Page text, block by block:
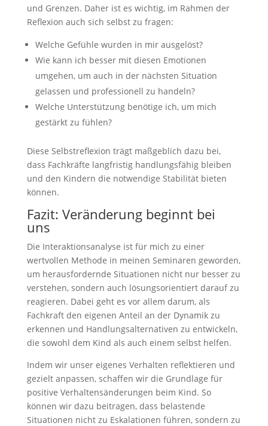
und Grenzen. Daher ist es wichtig, im Rahmen der
Reflexion auch sich selbst zu fragen:
Welche Gefühle wurden in mir ausgelöst?
Wie kann ich besser mit diesen Emotionen
umgehen, um auch in der nächsten Situation
gelassen und professionell zu handeln?
Welche Unterstützung benötige ich, um mich
gestärkt zu fühlen?
Diese Selbstreflexion trägt maßgeblich dazu bei,
dass Fachkräfte langfristig handlungsfähig bleiben
und den Kindern die notwendige Stabilität bieten
können.
Fazit: Veränderung beginnt bei
uns
Die Interaktionsanalyse ist für mich zu einer
wertvollen Methode in meinen Seminaren geworden,
um herausfordernde Situationen nicht nur besser zu
verstehen, sondern auch lösungsorientiert darauf zu
reagieren. Dabei geht es vor allem darum, als
Fachkraft den eigenen Anteil an der Dynamik zu
erkennen und Handlungsalternativen zu entwickeln,
die sowohl dem Kind als auch einem selbst helfen.
Indem wir unser eigenes Verhalten reflektieren und
gezielt anpassen, schaffen wir die Grundlage für
positive Verhaltensänderungen beim Kind. So
können wir dazu beitragen, dass belastende
Situationen nicht zu Eskalationen führen, sondern zu